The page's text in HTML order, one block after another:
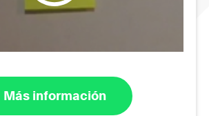
Más información